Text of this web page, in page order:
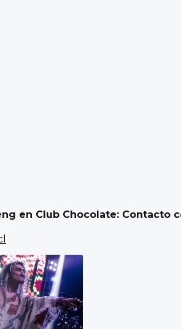
en Club Chocolate: Contacto